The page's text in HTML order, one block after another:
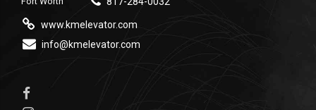
www.kmelevator.com
info@kmelevator.com